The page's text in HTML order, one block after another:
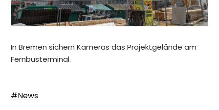
In Bremen sichern Kameras das Projektgelände am
Fernbusterminal.
#News